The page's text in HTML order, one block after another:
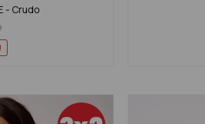
- Crudo